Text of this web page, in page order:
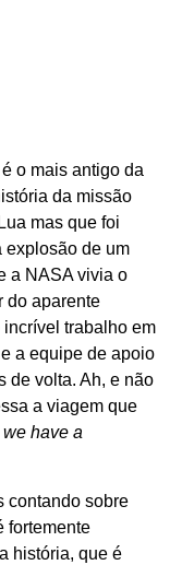
o mais antigo da
da missão
mas que foi
explosão de um
a NASA vivia o
do aparente
trabalho em
a equipe de apoio
de volta. Ah, e não
a viagem que
we have a
contando sobre
fortemente
história, que é